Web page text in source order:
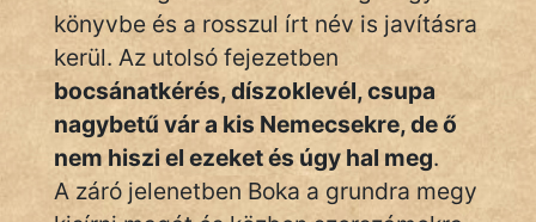
könyvbe és a rosszul írt név is javításra
kerül. Az utolsó fejezetben
bocsánatkérés, díszoklevél, csupa
nagybetű vár a kis Nemecsekre, de ő
nem hiszi el ezeket és úgy hal meg.
A záró jelenetben Boka a grundra megy